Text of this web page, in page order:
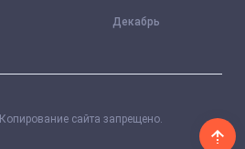
Декабрь
Копирование сайта запрещено.